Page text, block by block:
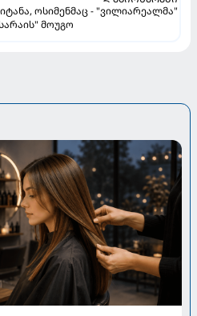
ოსიმენმაც - "ვილიარეალმა"
მოუგო